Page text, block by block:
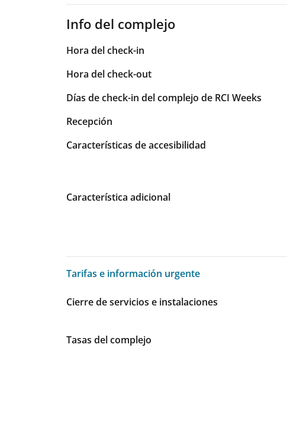
Info del complejo
Hora del check-in
Hora del check-out
Días de check-in del complejo de RCI Weeks
Recepción
Características de accesibilidad
Característica adicional
Tarifas e información urgente
Tarifas e información urgente
Cierre de servicios e instalaciones
Tasas del complejo